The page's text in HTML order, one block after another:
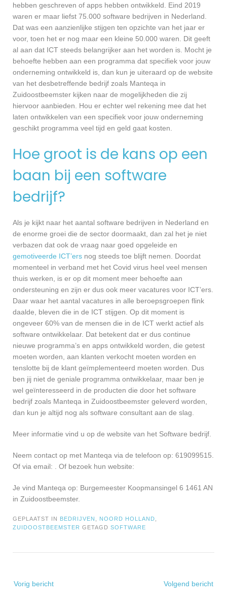
hebben geschreven of apps hebben ontwikkeld. Eind 2019
waren er maar liefst 75.000 software bedrijven in Nederland.
Dat was een aanzienlijke stijgen ten opzichte van het jaar er
voor, toen het er nog maar een kleine 50.000 waren. Dit geeft
al aan dat ICT steeds belangrijker aan het worden is. Mocht je
behoefte hebben aan een programma dat specifiek voor jouw
onderneming ontwikkeld is, dan kun je uiteraard op de website
van het desbetreffende bedrijf zoals Manteqa in
Zuidoostbeemster kijken naar de mogelijkheden die zij
hiervoor aanbieden. Hou er echter wel rekening mee dat het
laten ontwikkelen van een specifiek voor jouw onderneming
geschikt programma veel tijd en geld gaat kosten.
Hoe groot is de kans op een
baan bij een software
bedrijf?
Als je kijkt naar het aantal software bedrijven in Nederland en
de enorme groei die de sector doormaakt, dan zal het je niet
verbazen dat ook de vraag naar goed opgeleide en
gemotiveerde ICT’ers nog steeds toe blijft nemen. Doordat
momenteel in verband met het Covid virus heel veel mensen
thuis werken, is er op dit moment meer behoefte aan
ondersteuning en zijn er dus ook meer vacatures voor ICT’ers.
Daar waar het aantal vacatures in alle beroepsgroepen flink
daalde, bleven die in de ICT stijgen. Op dit moment is
ongeveer 60% van de mensen die in de ICT werkt actief als
software ontwikkelaar. Dat betekent dat er dus continue
nieuwe programma’s en apps ontwikkeld worden, die getest
moeten worden, aan klanten verkocht moeten worden en
tenslotte bij de klant geïmplementeerd moeten worden. Dus
ben jij niet de geniale programma ontwikkelaar, maar ben je
wel geïnteresseerd in de producten die door het software
bedrijf zoals Manteqa in Zuidoostbeemster geleverd worden,
dan kun je altijd nog als software consultant aan de slag.
Meer informatie vind u op de website van het Software bedrijf.
Neem contact op met Manteqa via de telefoon op: 619099515.
Of via email:
. Of bezoek hun website:
Je vind Manteqa op: Burgemeester Koopmansingel 6 1461 AN
in Zuidoostbeemster.
GEPLAATST IN BEDRIJVEN NOORD HOLLAND
ZUIDOOSTBEEMSTER GETAGD SOFTWARE
navigatie
Vorig bericht Volgend bericht